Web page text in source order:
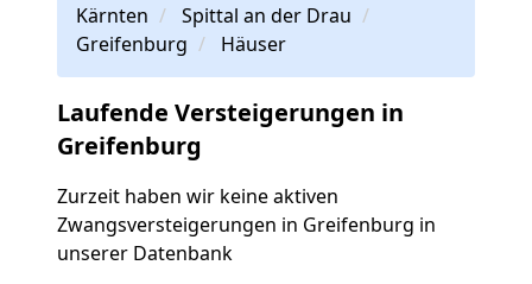
Kärnten
Spittal an der Drau
Greifenburg
Häuser
Laufende Versteigerungen in
Greifenburg
Zurzeit haben wir keine aktiven
Zwangsversteigerungen in Greifenburg in
unserer Datenbank